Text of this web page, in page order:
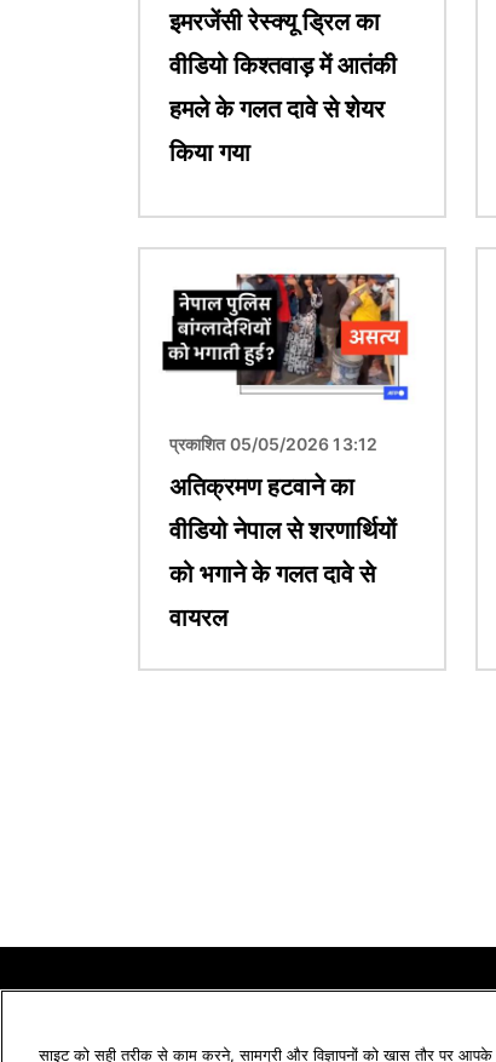
इमरजेंसी रेस्क्यू ड्रिल का
वीडियो किश्तवाड़ में आतंकी
हमले के गलत दावे से शेयर
किया गया
प्रकाशित 05/05/2026 13:12
अतिक्रमण हटवाने का
वीडियो नेपाल से शरणार्थियों
को भगाने के गलत दावे से
वायरल
साइट को सही तरीक से काम करने, सामग्री और विज्ञापनों को खास तौर पर